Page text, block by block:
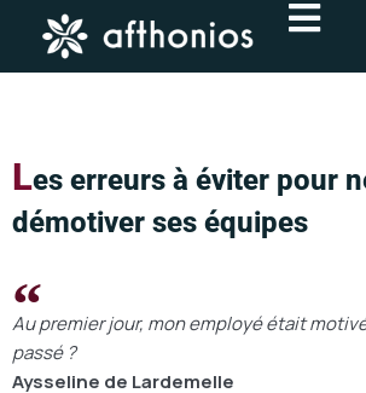
contenu
Les erreurs à éviter pour
démotiver ses équipes
Au premier jour, mon employé était
passé ?
Aysseline de Lardemelle